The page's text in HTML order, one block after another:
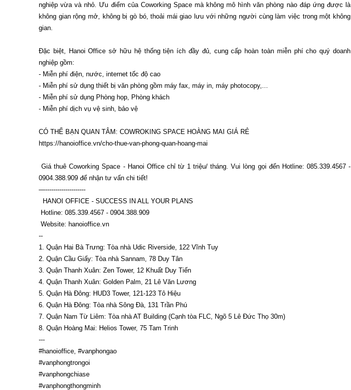
nghiệp vừa và nhỏ. Ưu điểm của Coworking Space mà không mô hình văn phòng nào đáp ứng được là
không gian rộng mở, không bị gò bó, thoải mái giao lưu với những người cùng làm việc trong một không
gian.
Đặc biệt, Hanoi Office sở hữu hệ thống tiện ích đầy đủ, cung cấp hoàn toàn miễn phí cho quý doanh
nghiệp gồm:
️- Miễn phí điện, nước, internet tốc độ cao
️- Miễn phí sử dụng thiết bị văn phòng gồm máy fax, máy in, máy photocopy,...
️- Miễn phí sử dụng Phòng họp, Phòng khách
️- Miễn phí dịch vụ vệ sinh, bảo vệ
CÓ THỂ BẠN QUAN TÂM: COWROKING SPACE HOÀNG MAI GIÁ RẺ
https://hanoioffice.vn/cho-thue-van-phong-quan-hoang-mai
Giá thuê Coworking Space - Hanoi Office chỉ từ 1 triệu/ tháng. Vui lòng gọi đến Hotline: 085.339.4567 -
0904.388.909 để nhận tư vấn chi tiết!
—--------------------
--
1. Quận Hai Bà Trưng: Tòa nhà Udic Riverside, 122 Vĩnh Tuy
2. Quận Cầu Giấy: Tòa nhà Sannam, 78 Duy Tân
3. Quận Thanh Xuân: Zen Tower, 12 Khuất Duy Tiến
4. Quận Thanh Xuân: Golden Palm, 21 Lê Văn Lương
5. Quận Hà Đông: HUD3 Tower, 121-123 Tô Hiệu
6. Quận Hà Đông: Tòa nhà Sông Đà, 131 Trần Phú
7. Quận Nam Từ Liêm: Tòa nhà AT Building (Cạnh tòa FLC, Ngõ 5 Lê Đức Thọ 30m)
8. Quận Hoàng Mai: Helios Tower, 75 Tam Trinh
---
#hanoioffice, #vanphongao
#vanphongtrongoi
#vanphongchiase
#vanphongthongminh